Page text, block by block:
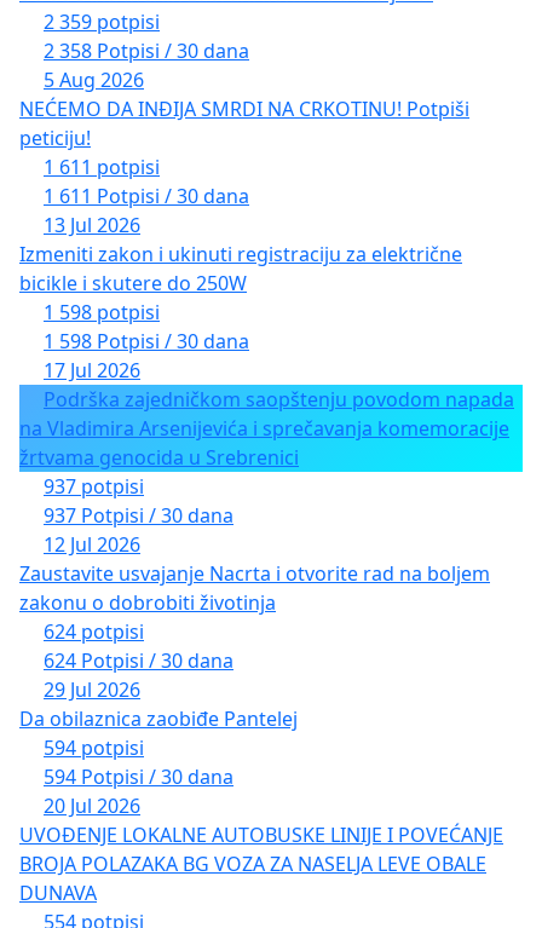
2 359 potpisi
2 358 Potpisi / 30 dana
5 Aug 2026
NEĆEMO DA INĐIJA SMRDI NA CRKOTINU! Potpiši
peticiju!
1 611 potpisi
1 611 Potpisi / 30 dana
13 Jul 2026
Izmeniti zakon i ukinuti registraciju za električne
bicikle i skutere do 250W
1 598 potpisi
1 598 Potpisi / 30 dana
17 Jul 2026
Podrška zajedničkom saopštenju povodom napada
na Vladimira Arsenijevića i sprečavanja komemoracije
žrtvama genocida u Srebrenici
937 potpisi
937 Potpisi / 30 dana
12 Jul 2026
Zaustavite usvajanje Nacrta i otvorite rad na boljem
zakonu o dobrobiti životinja
624 potpisi
624 Potpisi / 30 dana
29 Jul 2026
Da obilaznica zaobiđe Pantelej
594 potpisi
594 Potpisi / 30 dana
20 Jul 2026
UVOĐENJE LOKALNE AUTOBUSKE LINIJE I POVEĆANJE
BROJA POLAZAKA BG VOZA ZA NASELJA LEVE OBALE
DUNAVA
554 potpisi